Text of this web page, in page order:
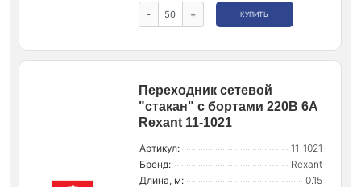
- + КУПИТЬ
Переходник сетевой
"стакан" с бортами 220В 6А
Rexant 11-1021
Артикул:
11-1021
Бренд:
Rexant
Длина, м:
0.15